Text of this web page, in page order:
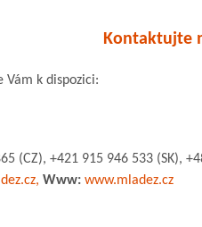
Kontaktujte
Vám k dispozici:
(CZ), +421 915 946 533 (SK),
Www: www.mladez.cz